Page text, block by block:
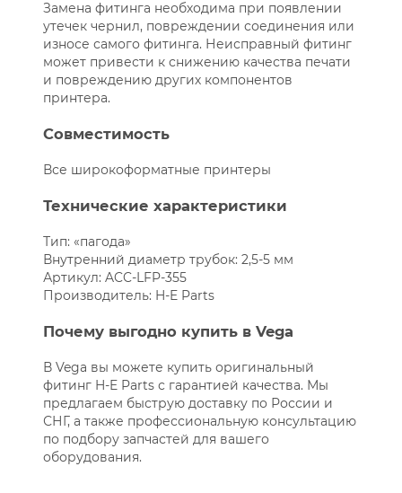
Замена фитинга необходима при появлении
утечек чернил, повреждении соединения или
износе самого фитинга. Неисправный фитинг
может привести к снижению качества печати
и повреждению других компонентов
принтера.
Совместимость
Все широкоформатные принтеры
Технические характеристики
Тип: «пагода»
Внутренний диаметр трубок: 2,5-5 мм
Артикул: ACC-LFP-355
Производитель: H-E Parts
Почему выгодно купить в Vega
В Vega вы можете купить оригинальный
фитинг H-E Parts с гарантией качества. Мы
предлагаем быструю доставку по России и
СНГ, а также профессиональную консультацию
по подбору запчастей для вашего
оборудования.